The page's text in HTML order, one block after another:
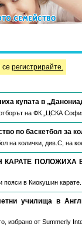
се регистрирайте.
купата в
на ФК „ЦСКА
по баскетбол за
на колички, див.С, на
ПОЛОЖИХА
в Киокушин
училища в
избрано от Summerly